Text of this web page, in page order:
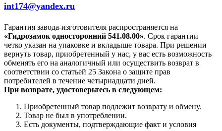
int174@yandex.ru
Гарантия завода-изготовителя распространяется на
«Гидрозамок односторонний 541.08.00». Срок гарантии
четко указан на упаковке и вкладыше товара. При решении
вернуть товар, приобретенный у нас, у вас есть возможность
обменять его на аналогичный или осуществить возврат в
соответствии со статьей 25 Закона о защите прав
потребителей в течение четырнадцати дней.
При возврате, удостоверьтесь в следующем:
Приобретенный товар подлежит возврату и обмену.
Товар не был в употреблении.
Есть документы, подтверждающие факт и условия